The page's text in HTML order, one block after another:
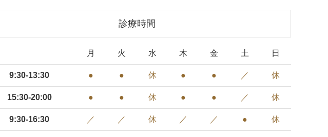
診療時間
月 火 水 木 金 土 日
9:30-13:30 ● ● 休 ● ● ／ 休
15:30-20:00 ● ● 休 ● ● ／ 休
9:30-16:30 ／ ／ 休 ／ ／ ● 休